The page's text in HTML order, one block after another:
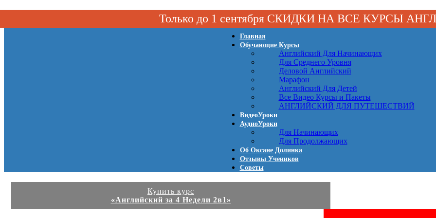
Только до 1 сентября СКИДКИ НА ВСЕ КУРСЫ
Главная
Обучающие Курсы
Английский Для Начинающих
Для Среднего Уровня
Деловой Английский
Марафон
Английский Для Детей
Все Видео Курсы и Пакеты
АНГЛИЙСКИЙ ДЛЯ ПУТЕШЕСТВИЙ
ВидеоУроки
АудиоУроки
Для Начинающих
Для Продолжающих
Об Оксане Долинка
Отзывы Учеников
Советы
Купить курс
«Английский за 4 Недели 2в1»